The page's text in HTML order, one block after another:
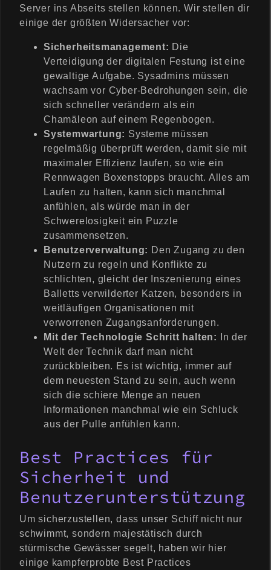
Server ins Abseits stellen können. Wir stellen dir
einige der größten Widersacher vor:
Sicherheitsmanagement: Die
Verteidigung der digitalen Festung ist eine
gewaltige Aufgabe. Sysadmins müssen
wachsam vor Cyber-Bedrohungen sein, die
sich schneller verändern als ein
Chamäleon auf einem Regenbogen.
Systemwartung: Systeme müssen
regelmäßig überprüft werden, damit sie mit
maximaler Effizienz laufen, so wie ein
Rennwagen Boxenstopps braucht. Alles am
Laufen zu halten, kann sich manchmal
anfühlen, als würde man in der
Schwerelosigkeit ein Puzzle
zusammensetzen.
Benutzerverwaltung: Den Zugang zu den
Nutzern zu regeln und Konflikte zu
schlichten, gleicht der Inszenierung eines
Balletts verwilderter Katzen, besonders in
weitläufigen Organisationen mit
verworrenen Zugangsanforderungen.
Mit der Technologie Schritt halten:
In der
Welt der Technik darf man nicht
zurückbleiben. Es ist wichtig, immer auf
dem neuesten Stand zu sein, auch wenn
sich die schiere Menge an neuen
Informationen manchmal wie ein Schluck
aus der Pulle anfühlen kann.
Best Practices für
Sicherheit und
Benutzerunterstützung
Um sicherzustellen, dass unser Schiff nicht nur
schwimmt, sondern majestätisch durch
stürmische Gewässer segelt, haben wir hier
einige kampferprobte Best Practices